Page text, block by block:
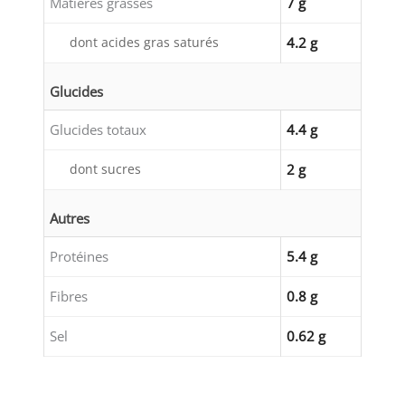
dont acides gras saturés 4.2 g
Glucides
Glucides totaux 4.4 g
dont sucres 2 g
Autres
Protéines 5.4 g
Fibres 0.8 g
Sel 0.62 g